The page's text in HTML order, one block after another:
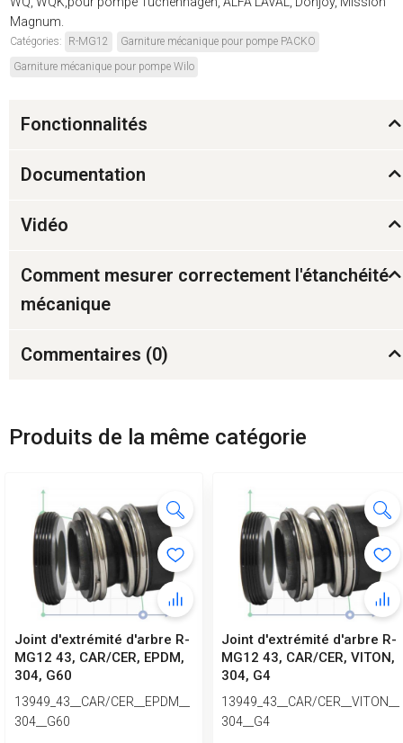
Magnum.
Catégories: R-MG12
Garniture mécanique pour pompe PACKO
Garniture mécanique pour pompe Wilo
Fonctionnalités
Documentation
Vidéo
Comment mesurer correctement l'étanchéité
mécanique
Commentaires (0)
Produits de la même catégorie
Joint d'extrémité d'arbre R-
MG12 43, CAR/CER, EPDM,
304, G60
13949_43__CAR/CER__EPDM__
304__G60
Joint d'extrémité d'arbre R-
MG12 43, CAR/CER, VITON,
304, G4
13949_43__CAR/CER__VITON__
304__G4